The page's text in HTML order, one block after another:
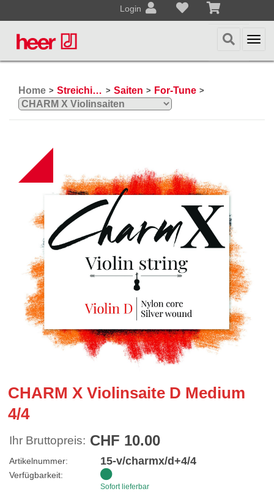
Login
Home > Streichinstrumente > Saiten > For-Tune >
CHARM X Violinsaite D Medium
4/4
Ihr Bruttopreis: CHF 10.00
Artikelnummer: 15-v/charmx/d+4/4
Verfügbarkeit:
Sofort lieferbar